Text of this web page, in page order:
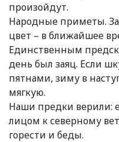
произойдут.
Народные приметы.
цвет – в ближайшее
Единственным
день был заяц. Если
пятнами, зиму в
мягкую.
Наши предки верили:
лицом к северному
горести и беды.